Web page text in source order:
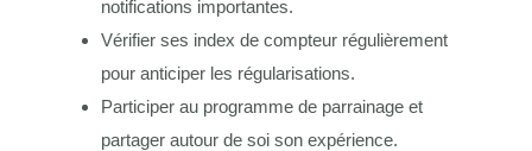
notifications importantes.
Vérifier ses index de compteur régulièrement
pour anticiper les régularisations.
Participer au programme de parrainage et
partager autour de soi son expérience.